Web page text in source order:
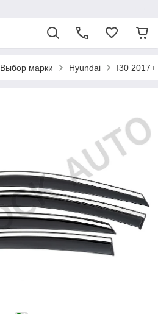
Выбор марки Hyundai I30 2017+